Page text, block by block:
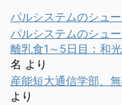
パルシステムのシュ
パルシステムのシュ
離乳食1～5日目：和
名 より
産能短大通信学部、
より